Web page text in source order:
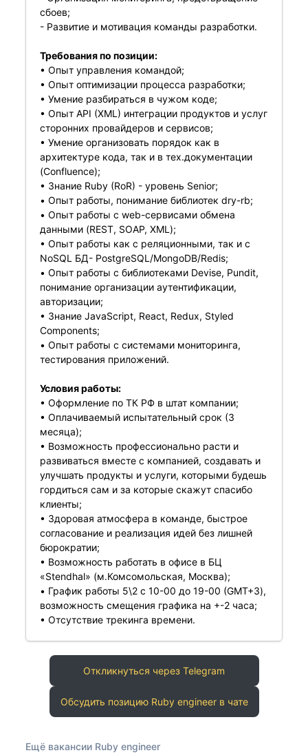
сбоев;
- Развитие и мотивация команды разработки.
Требования по позиции:
• Опыт управления командой;
• Опыт оптимизации процесса разработки;
• Умение разбираться в чужом коде;
• Опыт API (XML) интеграции продуктов и услуг
сторонних провайдеров и сервисов;
• Умение организовать порядок как в
архитектуре кода, так и в тех.документации
(Confluence);
• Знание Ruby (RoR) - уровень Senior;
• Опыт работы, понимание библиотек dry-rb;
• Опыт работы с web-сервисами обмена
данными (REST, SOAP, XML);
• Опыт работы как с реляционными, так и с
NoSQL БД- PostgreSQL/MongoDB/Redis;
• Опыт работы с библиотеками Devise, Pundit,
понимание организации аутентификации,
авторизации;
• Знание JavaScript, React, Redux, Styled
Components;
• Опыт работы с системами мониторинга,
тестирования приложений.
Условия работы:
• Оформление по ТК РФ в штат компании;
• Оплачиваемый испытательный срок (3
месяца);
• Возможность профессионально расти и
развиваться вместе с компанией, создавать и
улучшать продукты и услуги, которыми будешь
гордиться сам и за которые скажут спасибо
клиенты;
• Здоровая атмосфера в команде, быстрое
согласование и реализация идей без лишней
бюрократии;
• Возможность работать в офисе в БЦ
«Stendhal» (м.Комсомольская, Москва);
• График работы 5\2 с 10-00 до 19-00 (GMT+3),
возможность смещения графика на +-2 часа;
• Отсутствие трекинга времени.
Откликнуться через Telegram
Обсудить позицию Ruby engineer в чате
Ещё вакансии Ruby engineer